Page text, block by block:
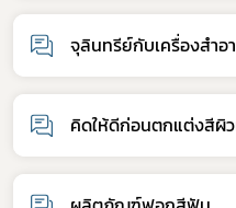
จุลินทรีย์กับเครื่องสำอ
คิดให้ดีก่อนตกแต่งสีผิ